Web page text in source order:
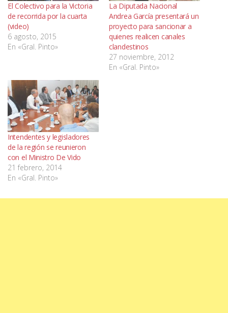
El Colectivo para la Victoria
de recorrida por la cuarta
(video)
6 agosto, 2015
En «Gral. Pinto»
La Diputada Nacional
Andrea García presentará un
proyecto para sancionar a
quienes realicen canales
clandestinos
27 noviembre, 2012
En «Gral. Pinto»
Intendentes y legisladores
de la región se reunieron
con el Ministro De Vido
21 febrero, 2014
En «Gral. Pinto»